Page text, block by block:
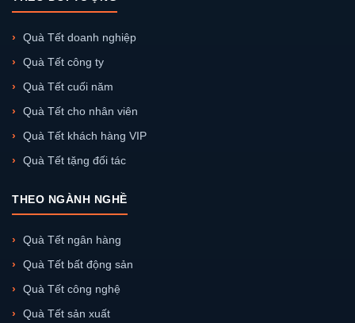
Quà Tết doanh nghiệp
Quà Tết công ty
Quà Tết cuối năm
Quà Tết cho nhân viên
Quà Tết khách hàng VIP
Quà Tết tặng đối tác
THEO NGÀNH NGHỀ
Quà Tết ngân hàng
Quà Tết bất động sản
Quà Tết công nghệ
Quà Tết sản xuất